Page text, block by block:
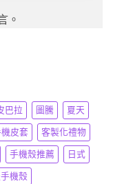
。
巴拉 圖騰 夏天
皮套 客製化禮物
手機殼推薦 日式
機殼